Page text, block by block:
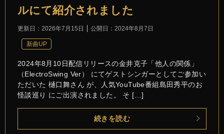
ルにて紹介されました
更新日： 2026年7月15日 公開日： 2024年8月7日
新曲UP
2024年8月10日配信リリースの金井克子「他人の関係」
（ElectroSwing Ver） にてゲストシンガーとしてご参加い
ただいた 樋口舞さん が、人気YouTube番組島田秀平のお
怪談巡り にご出演されました。 そ […]
続きを読む